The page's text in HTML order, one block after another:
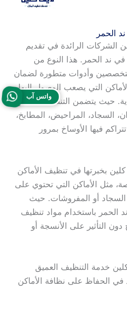
الحمر
الشركات الرائدة في تقديم
ند الحمر. هذا النوع من
وأدوات متطورة لضمان
التي يصعب الوصول إليها
حيث يتضمن التنظيف العميق
السجاد، المراحيض، المطابخ،
فيها الأوساخ بمرور
بخبرتها في تنظيف الأماكن
مثل الأماكن التي تحتوي على
أو المفروشات. حيث
الحمر باستخدام مواد تنظيف
دون التأثير على الأنسجة أو
خدمة التنظيف العميق
الحفاظ على نظافة الأماكن
واتس آب